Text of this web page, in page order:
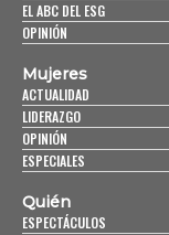
EL ABC DEL ESG
OPINIÓN
Mujeres
ACTUALIDAD
LIDERAZGO
OPINIÓN
ESPECIALES
Quién
ESPECTÁCULOS